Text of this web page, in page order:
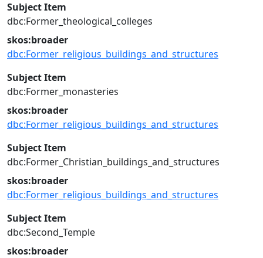
Subject Item
dbc:Former_theological_colleges
skos:broader
dbc:Former_religious_buildings_and_structures
Subject Item
dbc:Former_monasteries
skos:broader
dbc:Former_religious_buildings_and_structures
Subject Item
dbc:Former_Christian_buildings_and_structures
skos:broader
dbc:Former_religious_buildings_and_structures
Subject Item
dbc:Second_Temple
skos:broader